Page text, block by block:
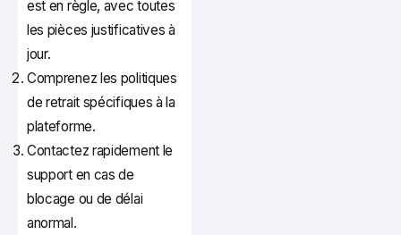
est en règle, avec toutes
les pièces justificatives à
jour.
Comprenez les politiques
de retrait spécifiques à la
plateforme.
Contactez rapidement le
support en cas de
blocage ou de délai
anormal.